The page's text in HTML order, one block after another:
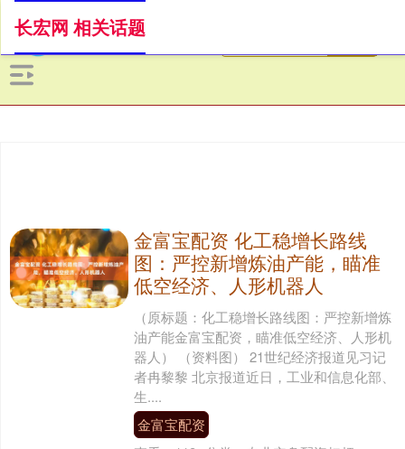
长宏网 相关话题
金富宝配资 化工稳增长路线
图：严控新增炼油产能，瞄准
低空经济、人形机器人
（原标题：化工稳增长路线图：严控新增炼
油产能金富宝配资，瞄准低空经济、人形机
器人） （资料图） 21世纪经济报道见习记
者冉黎黎 北京报道近日，工业和信息化部、
生....
金富宝配资